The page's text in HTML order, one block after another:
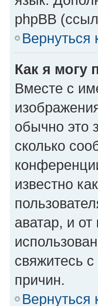
phpBB
Вернуться
Как я могу
Вместе с
обычно это
сколько
известно
аватар, и
свяжитесь
причин.
Вернуться